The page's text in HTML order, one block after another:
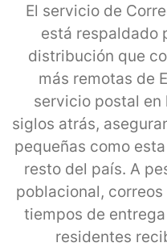
El servicio de
está respaldado
distribución que
más remotas de
servicio postal en
siglos atrás,
pequeñas como
resto del país. A
poblacional,
tiempos de
residentes